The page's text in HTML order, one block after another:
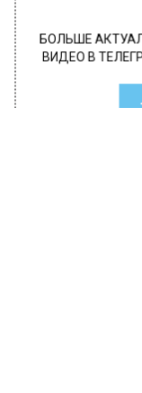
БОЛЬШЕ
ВИДЕО В